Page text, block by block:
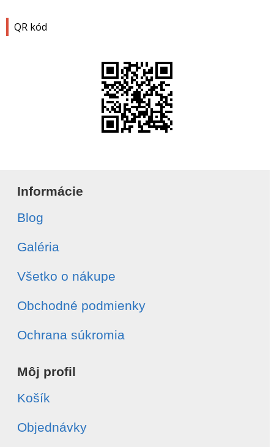
QR kód
Informácie
Blog
Galéria
Všetko o nákupe
Obchodné podmienky
Ochrana súkromia
Môj profil
Košík
Objednávky